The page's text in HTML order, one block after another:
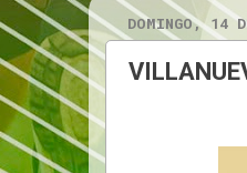
DOMINGO, 14